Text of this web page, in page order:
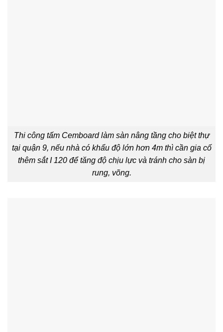
Thi công tấm Cemboard làm sàn nâng tầng cho biệt thự
tại quận 9, nếu nhà có khẩu độ lớn hơn 4m thì cần gia cố
thêm sắt I 120 để tăng độ chịu lực và tránh cho sàn bị
rung, võng.